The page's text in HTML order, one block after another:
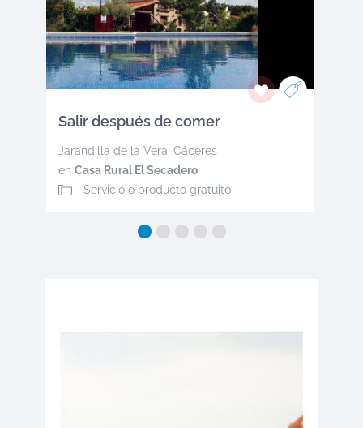
Salir después de comer
Jarandilla de la Vera Cáceres
en Casa Rural El Secadero
Servicio o producto gratuito